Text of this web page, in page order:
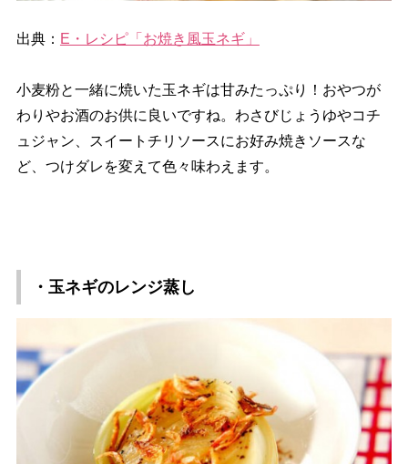
出典： E・レシピ「お焼き風玉ネギ」
小麦粉と一緒に焼いた玉ネギは甘みたっぷり！おやつが
わりやお酒のお供に良いですね。わさびじょうゆやコチ
ュジャン、スイートチリソースにお好み焼きソースな
ど、つけダレを変えて色々味わえます。
・玉ネギのレンジ蒸し